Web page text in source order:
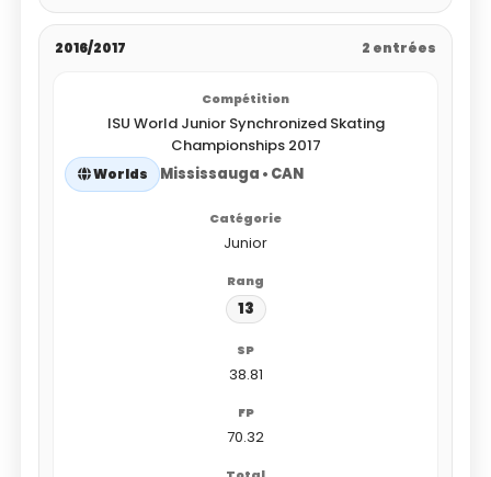
2016/2017 2 entrées
ISU World Junior Synchronized Skating
Championships 2017
Worlds Mississauga • CAN
Junior
13
38.81
70.32